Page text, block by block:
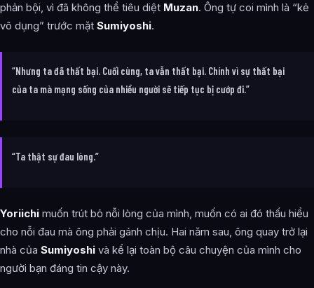
phản bội, vì đã không thể tiêu diệt Muzan. Ông tự coi mình là “kẻ
vô dụng” trước mặt Sumiyoshi.
“Nhưng ta đã thất bại. Cuối cùng, ta vẫn thất bại. Chính vì sự thất bại
của ta mà mạng sống của nhiều người sẽ tiếp tục bị cướp đi.”
“Ta thật sự đau lòng.”
Yoriichi muốn trút bỏ nỗi lòng của mình, muốn có ai đó thấu hiểu
cho nỗi đau mà ông phải gánh chịu. Hai năm sau, ông quay trở lại
nhà của Sumiyoshi và kể lại toàn bộ câu chuyện của mình cho
người bạn đáng tin cậy này.